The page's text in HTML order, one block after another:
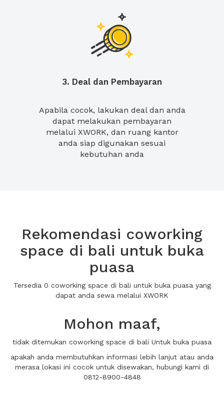
3. Deal dan Pembayaran
Apabila cocok, lakukan deal dan anda
dapat melakukan pembayaran
melalui XWORK, dan ruang kantor
anda siap digunakan sesuai
kebutuhan anda
Rekomendasi coworking
space di bali untuk buka
puasa
Tersedia 0 coworking space di bali untuk buka puasa yang
dapat anda sewa melalui XWORK
Mohon maaf,
tidak ditemukan coworking space di bali Untuk buka puasa
apakah anda membutuhkan informasi lebih lanjut atau anda
merasa lokasi ini cocok untuk disewakan, hubungi kami di
0812-8900-4848